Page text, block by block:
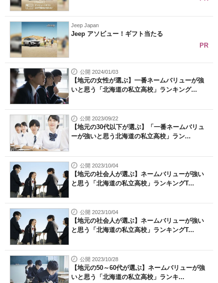
Jeep Japan
Jeep アソビュー！ギフト当たる
PR
公開 2024/01/03
【地元の女性が選ぶ】一番ネームバリューが強
いと思う「北海道の私立高校」ランキング...
公開 2023/09/22
【地元の30代以下が選ぶ】「一番ネームバリュ
ーが強いと思う北海道の私立高校」ラン...
公開 2023/10/04
【地元の社会人が選ぶ】ネームバリューが強い
と思う「北海道の私立高校」ランキングT...
公開 2023/10/04
【地元の社会人が選ぶ】ネームバリューが強い
と思う「北海道の私立高校」ランキングT...
公開 2023/10/28
【地元の50～60代が選ぶ】ネームバリューが強
いと思う「北海道の私立高校」ランキ...